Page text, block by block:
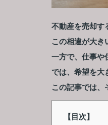
不動産を売却す
この相違が大き
一方で、仕事や
では、希望を大
この記事では、
【目次】